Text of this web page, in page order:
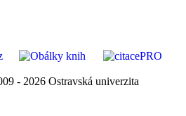
- 2026 Ostravská univerzita